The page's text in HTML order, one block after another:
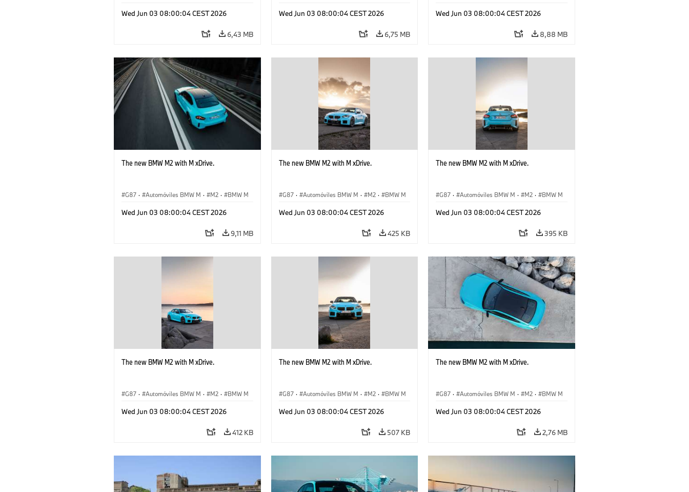
Wed Jun 03 08:00:04 CEST 2026
6,43 MB
Wed Jun 03 08:00:04 CEST 2026
6,75 MB
Wed Jun 03 08:00:04 CEST 2026
8,88 MB
The new BMW M2 with M xDrive.
G87 · Automóviles BMW M · M2 · BMW M
Wed Jun 03 08:00:04 CEST 2026
9,11 MB
The new BMW M2 with M xDrive.
G87 · Automóviles BMW M · M2 · BMW M
Wed Jun 03 08:00:04 CEST 2026
425 KB
The new BMW M2 with M xDrive.
G87 · Automóviles BMW M · M2 · BMW M
Wed Jun 03 08:00:04 CEST 2026
395 KB
The new BMW M2 with M xDrive.
G87 · Automóviles BMW M · M2 · BMW M
Wed Jun 03 08:00:04 CEST 2026
412 KB
The new BMW M2 with M xDrive.
G87 · Automóviles BMW M · M2 · BMW M
Wed Jun 03 08:00:04 CEST 2026
507 KB
The new BMW M2 with M xDrive.
G87 · Automóviles BMW M · M2 · BMW M
Wed Jun 03 08:00:04 CEST 2026
2,76 MB